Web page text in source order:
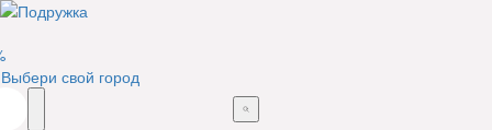
Выбери свой город